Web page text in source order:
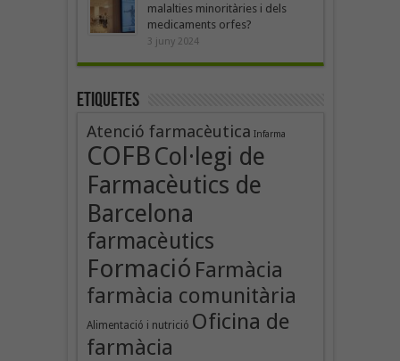
malalties minoritàries i dels
medicaments orfes?
3 juny 2024
Etiquetes
Atenció farmacèutica Infarma
COFBCol·legi de
Farmacèutics de
Barcelona
farmacèutics
Formació Farmàcia
farmàcia comunitària
Alimentació i nutrició Oficina de
farmàcia